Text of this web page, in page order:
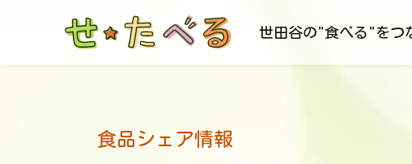
世田谷の"食べる"をつ
食品シェア情報